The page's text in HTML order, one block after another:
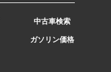
中古車検索
ガソリン価格